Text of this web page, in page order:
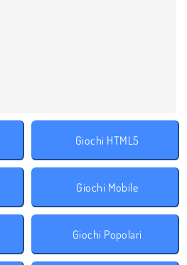
Giochi HTML5
Giochi Mobile
Giochi Popolari